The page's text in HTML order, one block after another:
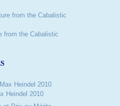
from the Cabalistic
Heindel 2010